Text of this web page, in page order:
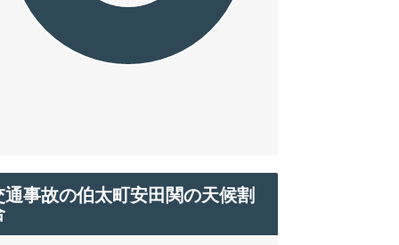
通事故の伯太町安田関の天候割